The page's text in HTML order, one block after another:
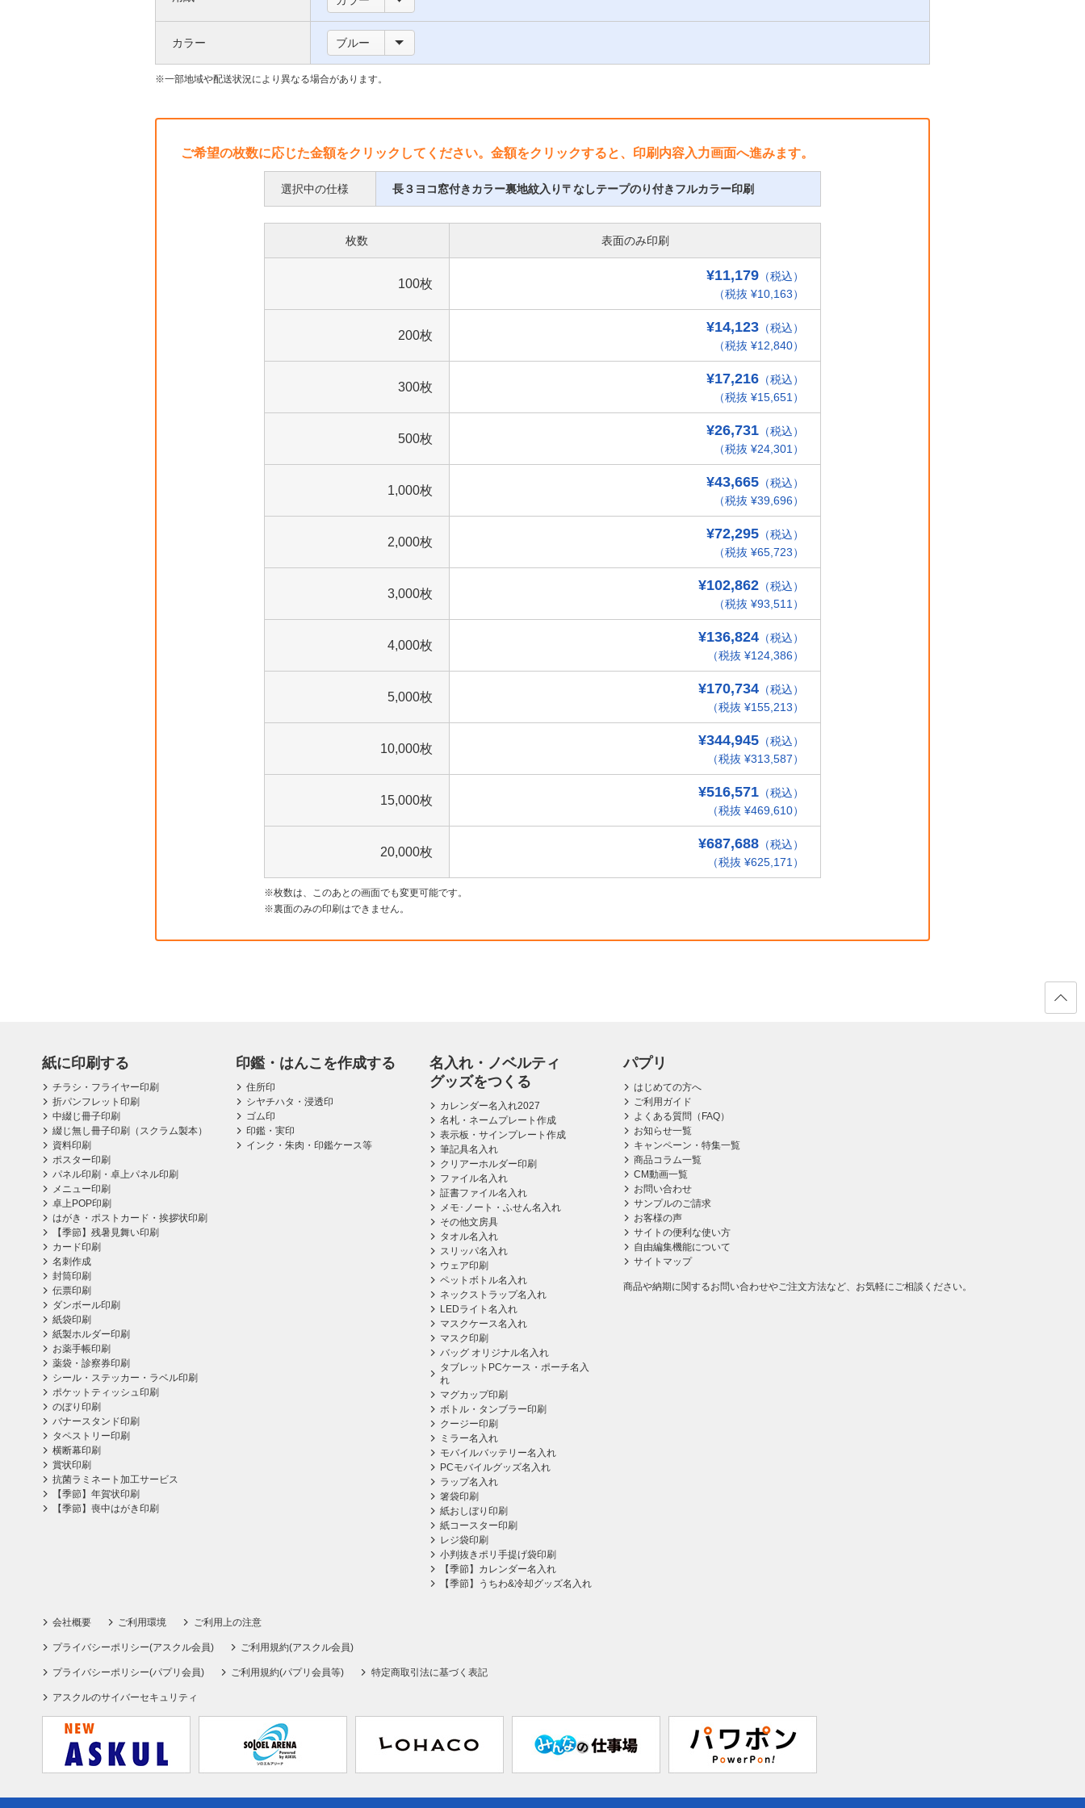
い
枠
つ
カラー ブルー
一部地域や配送状況により異なる場合があります。
ご希望の枚数に応じた金額をクリックしてください。金額をクリックすると、印刷内容入力画面へ進みます。
選択中の仕様 長３ヨコ窓付きカラー裏地紋入り〒なしテープのり付きフルカラー印刷
枚数 表面のみ印刷
100枚
¥11,179 （税込）
（税抜 ¥10,163）
200枚
¥14,123 （税込）
（税抜 ¥12,840）
300枚
¥17,216 （税込）
（税抜 ¥15,651）
500枚
¥26,731 （税込）
（税抜 ¥24,301）
1,000枚
¥43,665 （税込）
（税抜 ¥39,696）
2,000枚
¥72,295 （税込）
（税抜 ¥65,723）
3,000枚
¥102,862 （税込）
（税抜 ¥93,511）
4,000枚
¥136,824 （税込）
（税抜 ¥124,386）
5,000枚
¥170,734 （税込）
（税抜 ¥155,213）
10,000枚
¥344,945 （税込）
（税抜 ¥313,587）
15,000枚
¥516,571 （税込）
（税抜 ¥469,610）
20,000枚
¥687,688 （税込）
（税抜 ¥625,171）
枚数は、このあとの画面でも変更可能です。
裏面のみの印刷はできません。
紙に印刷する
チラシ・フライヤー印刷
折パンフレット印刷
中綴じ冊子印刷
綴じ無し冊子印刷（スクラム製本）
資料印刷
ポスター印刷
パネル印刷・卓上パネル印刷
メニュー印刷
卓上POP印刷
はがき・ポストカード・挨拶状印刷
【季節】残暑見舞い印刷
カード印刷
名刺作成
封筒印刷
伝票印刷
ダンボール印刷
紙袋印刷
紙製ホルダー印刷
お薬手帳印刷
薬袋・診察券印刷
シール・ステッカー・ラベル印刷
ポケットティッシュ印刷
のぼり印刷
バナースタンド印刷
タペストリー印刷
横断幕印刷
賞状印刷
抗菌ラミネート加工サービス
【季節】年賀状印刷
【季節】喪中はがき印刷
印鑑・はんこを作成する
住所印
シヤチハタ・浸透印
ゴム印
印鑑・実印
インク・朱肉・印鑑ケース等
名入れ・ノベルティ
グッズをつくる
カレンダー名入れ2027
名札・ネームプレート作成
表示板・サインプレート作成
筆記具名入れ
クリアーホルダー印刷
ファイル名入れ
証書ファイル名入れ
メモ･ノート・ふせん名入れ
その他文房具
タオル名入れ
スリッパ名入れ
ウェア印刷
ペットボトル名入れ
ネックストラップ名入れ
LEDライト名入れ
マスクケース名入れ
マスク印刷
バッグ オリジナル名入れ
タブレットPCケース・ポーチ名入
れ
マグカップ印刷
ボトル・タンブラー印刷
クージー印刷
ミラー名入れ
モバイルバッテリー名入れ
PCモバイルグッズ名入れ
ラップ名入れ
箸袋印刷
紙おしぼり印刷
紙コースター印刷
レジ袋印刷
小判抜きポリ手提げ袋印刷
【季節】カレンダー名入れ
【季節】うちわ&冷却グッズ名入れ
パプリ
はじめての方へ
ご利用ガイド
よくある質問（FAQ）
お知らせ一覧
キャンペーン・特集一覧
商品コラム一覧
CM動画一覧
お問い合わせ
サンプルのご請求
お客様の声
サイトの便利な使い方
自由編集機能について
サイトマップ
商品や納期に関するお問い合わせやご注文方法など、お気軽にご相談ください。
会社概要 ご利用環境 ご利用上の注意
プライバシーポリシー(アスクル会員) ご利用規約(アスクル会員)
プライバシーポリシー(パプリ会員) ご利用規約(パプリ会員等) 特定商取引法に基づく表記
アスクルのサイバーセキュリティ